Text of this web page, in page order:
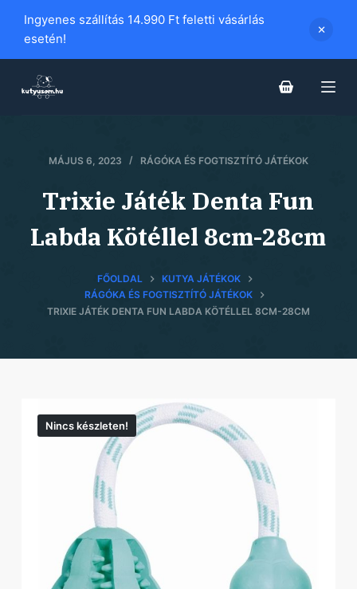
i
Ingyenes szállítás 14.990 Ft feletti vásárlás
esetén!
MÁJUS 6, 2023 RÁGÓKA ÉS FOGTISZTÍTÓ JÁTÉKOK
Trixie Játék Denta Fun
Labda Kötéllel 8cm-28cm
FŐOLDAL
KUTYA JÁTÉKOK
RÁGÓKA ÉS FOGTISZTÍTÓ JÁTÉKOK
TRIXIE JÁTÉK DENTA FUN LABDA KÖTÉLLEL 8CM-28CM
Nincs készleten!